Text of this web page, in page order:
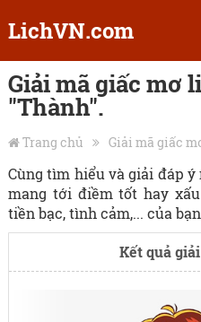
LichVN.com
Giải mã giấc mơ
"Thành".
Trang chủ Giải mã giấc
Cùng tìm hiểu và giải đáp
mang tới điềm tốt hay
tiền bạc, tình cảm,... của
Kết quả